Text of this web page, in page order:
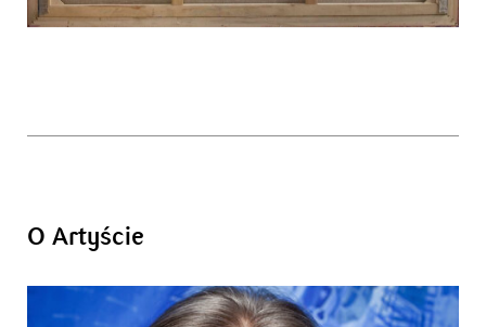
O Artyście